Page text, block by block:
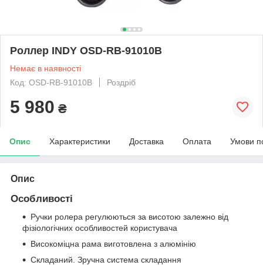
Роллер INDY OSD-RB-91010B
Немає в наявності
Код: OSD-RB-91010B
Роздріб
5 980 ₴
Опис Характеристики Доставка Оплата Умови
Опис
Особливості
Ручки ролера регулюються за висотою залежно від
фізіологічних особливостей користувача
Високоміцна рама виготовлена з алюмінію
Складаний. Зручна система складання